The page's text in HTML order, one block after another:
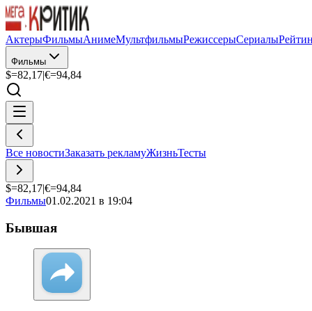
АктерыФильмыАнимеМультфильмыРежиссерыСериалы
Фильмы
$=82,17|€=94,84
Все новостиЗаказать рекламуЖизньТесты
$=82,17|€=94,84
Фильмы01.02.2021 в 19:04
Бывшая